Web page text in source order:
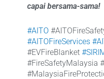
capai bersama-sama!
#AITO
#AITOFireServices
#EVFireBlanket
#FireSafetyMalaysia